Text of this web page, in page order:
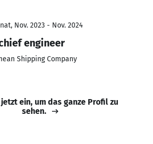
Nov. 2023 - Nov. 2024
engineer
Shipping Company
jetzt ein, um das ganze Profil zu
sehen.